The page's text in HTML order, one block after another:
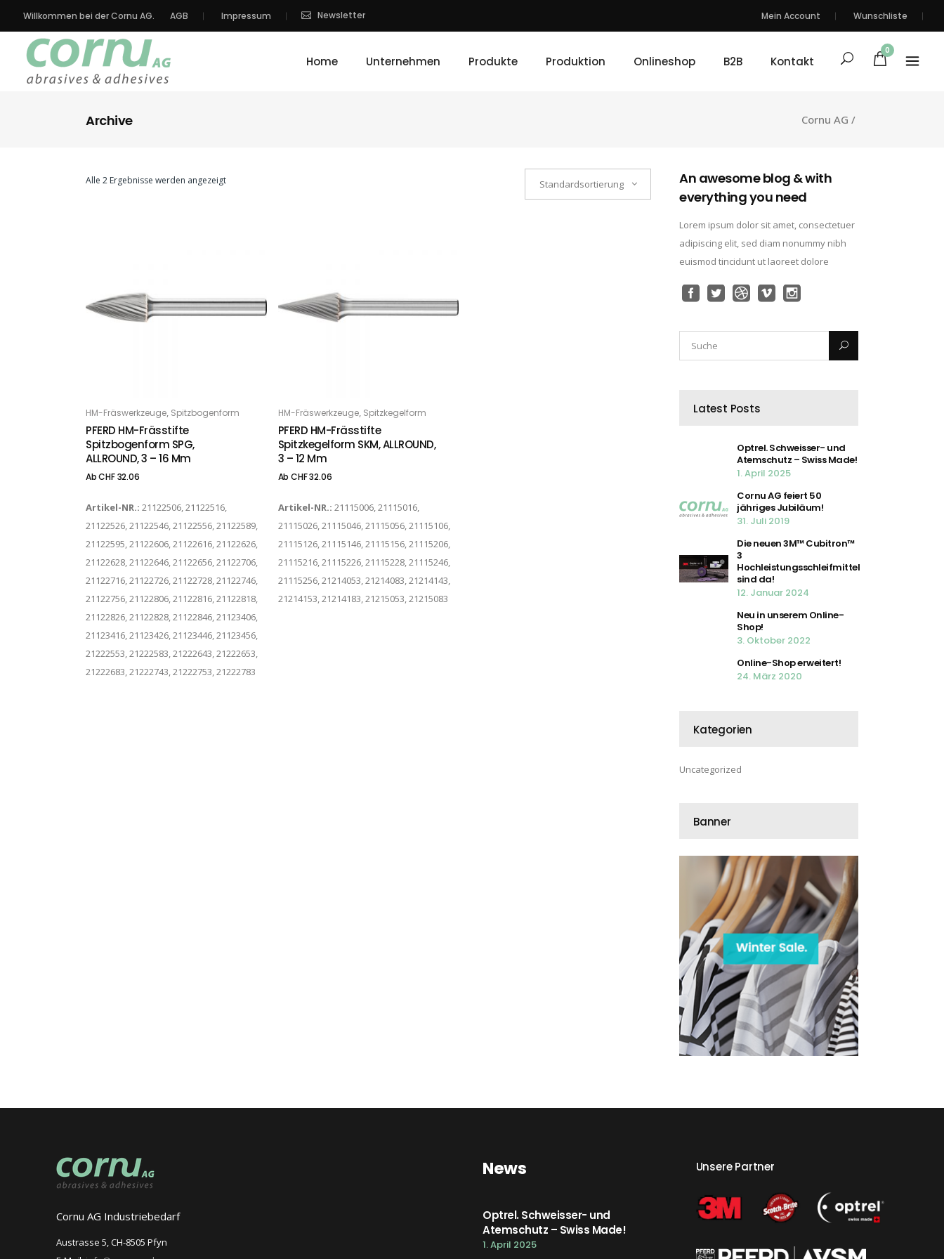
Willkommen bei der Cornu AG. AGB Impressum Newsletter Mein Account Wunschliste
Home Unternehmen Produkte Produktion Onlineshop B2B Kontakt
0
Archive Cornu AG /
Alle 2 Ergebnisse werden angezeigt Standardsortierung
OPTIONS
HM-Fräswerkzeuge Spitzbogenform
PFERD HM-Frässtifte
Spitzbogenform SPG,
ALLROUND, 3 – 16 Mm
AbCHF32.06
Artikel-NR.: 21122506, 21122516,
21122526, 21122546, 21122556, 21122589,
21122595, 21122606, 21122616, 21122626,
21122628, 21122646, 21122656, 21122706,
21122716, 21122726, 21122728, 21122746,
21122756, 21122806, 21122816, 21122818,
21122826, 21122828, 21122846, 21123406,
21123416, 21123426, 21123446, 21123456,
21222553, 21222583, 21222643, 21222653,
21222683, 21222743, 21222753, 21222783
OPTIONS
HM-Fräswerkzeuge, Spitzkegelform
PFERD HM-Frässtifte
Spitzkegelform SKM, ALLROUND,
3 – 12 Mm
AbCHF32.06
Artikel-NR.: 21115006, 21115016,
21115026, 21115046, 21115056, 21115106,
21115126, 21115146, 21115156, 21115206,
21115216, 21115226, 21115228, 21115246,
21115256, 21214053, 21214083, 21214143,
21214153, 21214183, 21215053, 21215083
An awesome blog & with
everything you need
Lorem ipsum dolor sit amet, consectetuer
adipiscing elit, sed diam nonummy nibh
euismod tincidunt ut laoreet dolore
Latest Posts
Optrel. Schweisser- und
Atemschutz – Swiss Made!
1. April 2025
Cornu AG feiert 50
jähriges Jubiläum!
31. Juli 2019
Die neuen 3M™ Cubitron™
3
Hochleistungsschleifmittel
sind da!
12. Januar 2024
Neu in unserem Online-
Shop!
3. Oktober 2022
Online-Shop erweitert!
24. März 2020
Kategorien
Uncategorized
Banner
Cornu AG Industriebedarf
Austrasse 5, CH-8505 Pfyn
News
Optrel. Schweisser- und
Atemschutz – Swiss Made!
1. April 2025
Unsere Partner